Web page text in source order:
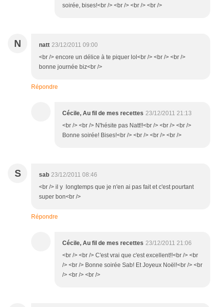
soirée, bises!<br /> <br /> <br /> <br />
N natt 23/12/2011 09:00
<br /> encore un délice à te piquer lol<br /> <br /> <br />
bonne journée biz<br />
Répondre
Cécile, Au fil de mes recettes 23/12/2011 21:13
<br /> <br /> N'hésite pas Natt!!<br /> <br /> <br />
Bonne soirée! Bises!<br /> <br /> <br /> <br />
S sab 23/12/2011 08:46
<br /> il y longtemps que je n'en ai pas fait et c'est pourtant
super bon<br />
Répondre
Cécile, Au fil de mes recettes 23/12/2011 21:06
<br /> <br /> C'est vrai que c'est excellent!!<br /> <br
/> <br /> Bonne soirée Sab! Et Joyeux Noël!<br /> <br
/> <br /> <br />